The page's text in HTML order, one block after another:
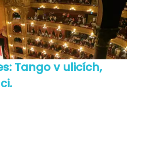
Tango v ulicích,